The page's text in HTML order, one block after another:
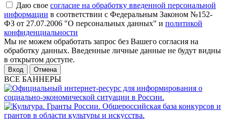
Даю свое согласие на обработку введенной персональной
информации в соответствии с Федеральным Законом №152-
ФЗ от 27.07.2006 "О персональных данных" и политикой
конфиденциальности
Мы не можем обработать запрос без Вашего согласия на
обработку данных. Введенные личные данные не будут видны
в открытом доступе.
Отмена
ВСЕ БАННЕРЫ